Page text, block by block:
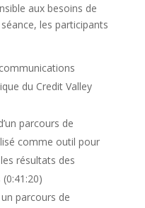
aux besoins de
les participants
du Credit Valley
parcours de
comme outil pour
résultats des
parcours de